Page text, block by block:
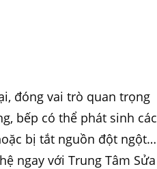
đóng vai trò quan trọng
bếp có thể phát sinh các
bị tắt nguồn đột ngột…
ngay với Trung Tâm Sửa